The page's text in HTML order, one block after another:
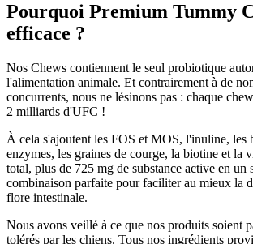
Pourquoi Premium Tummy
efficace ?
Nos Chews contiennent le seul probiotique
l'alimentation animale. Et contrairement à de
concurrents, nous ne lésinons pas : chaque
2 milliards d'UFC !
À cela s'ajoutent les FOS et MOS, l'inuline, les
enzymes, les graines de courge, la biotine et la
total, plus de 725 mg de substance active en un
combinaison parfaite pour faciliter au mieux la
flore intestinale.
Nous avons veillé à ce que nos produits soient
tolérés par les chiens. Tous nos ingrédients